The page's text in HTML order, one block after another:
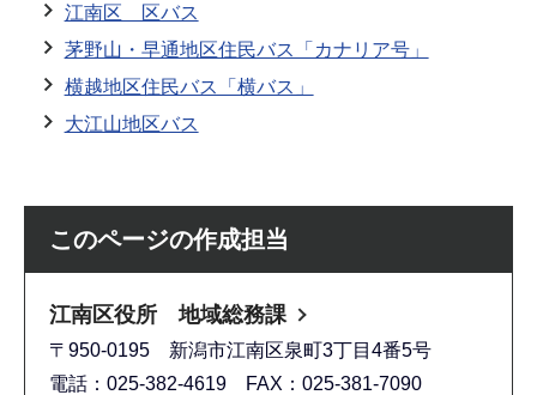
江南区 区バス
茅野山・早通地区住民バス「カナリア号」
横越地区住民バス「横バス」
大江山地区バス
このページの作成担当
江南区役所 地域総務課
〒950-0195 新潟市江南区泉町3丁目4番5号
電話：025-382-4619 FAX：025-381-7090